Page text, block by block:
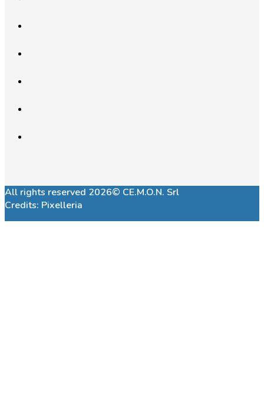
All rights reserved 2026© CE.M.O.N. Srl
Credits: Pixelleria